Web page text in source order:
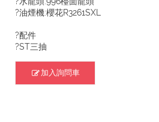
?油煙機:櫻花R3261SXL
?配件
?ST三抽
加入詢問車